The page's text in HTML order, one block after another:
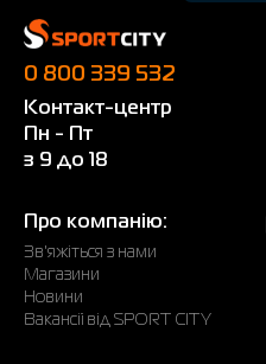
0 800 339 532
Контакт-центр
Пн - Пт
з 9 до 18
Про компанію:
Зв'яжіться з нами
Магазини
Новини
Вакансії від SPORT CITY